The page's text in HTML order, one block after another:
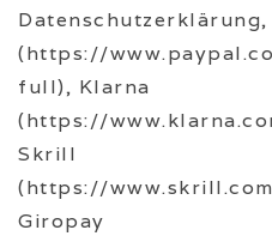
Datenschutzerklärung,
(https://
full), Klarna
(https://
Skrill
(https://
Giropay